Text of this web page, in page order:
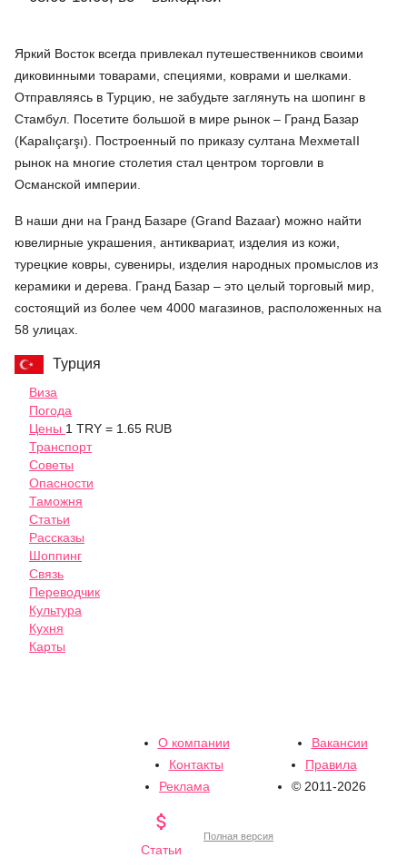
Яркий Восток всегда привлекал путешественников своими
диковинными товарами, специями, коврами и шелками.
Отправляясь в Турцию, не забудьте заглянуть на шопинг в
Стамбул. Посетите большой в мире рынок – Гранд Базар
(Kapalıçarşı). Построенный по приказу султана МехметаII
рынок на многие столетия стал центром торговли в
Османской империи.
В наши дни на Гранд Базаре (Grand Bazaar) можно найти
ювелирные украшения, антиквариат, изделия из кожи,
турецкие ковры, сувениры, изделия народных промыслов из
керамики и дерева. Гранд Базар – это целый торговый мир,
состоящий из более чем 4000 магазинов, расположенных на
58 улицах.
Турция
Виза
Погода
Цены 1 TRY = 1.65 RUB
Транспорт
Советы
Опасности
Таможня
Статьи
Рассказы
Шоппинг
Связь
Переводчик
Культура
Кухня
Карты
О компании
Вакансии
Контакты
Правила
Реклама
© 2011-2026

Статьи
Полная версия